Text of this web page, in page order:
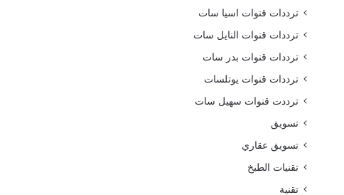
ترددات قنوات اسيا سات
ترددات قنوات النايل سات
ترددات قنوات بدر سات
ترددات قنوات يوتلسات
ترددت قنوات سهيل سات
تسويق
تسويق عقاري
تقنيات الطبخ
تقنية